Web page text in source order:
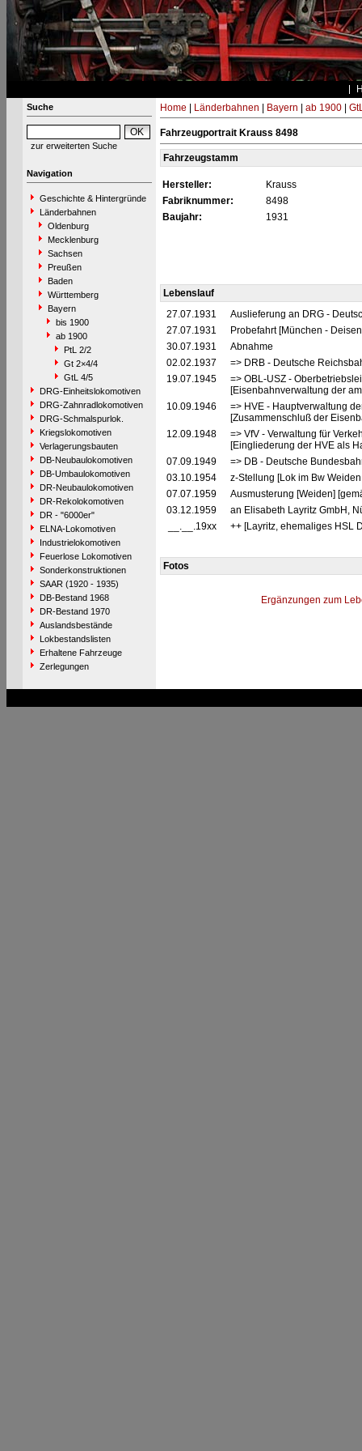
Suche
zur erweiterten Suche
Navigation
Geschichte & Hintergründe
Länderbahnen
Oldenburg
Mecklenburg
Sachsen
Preußen
Baden
Württemberg
Bayern
bis 1900
ab 1900
PtL 2/2
Gt 2×4/4
GtL 4/5
DRG-Einheitslokomotiven
DRG-Zahnradlokomotiven
DRG-Schmalspurlok.
Kriegslokomotiven
Verlagerungsbauten
DB-Neubaulokomotiven
DB-Umbaulokomotiven
DR-Neubaulokomotiven
DR-Rekolokomotiven
DR - "6000er"
ELNA-Lokomotiven
Industrielokomotiven
Feuerlose Lokomotiven
Sonderkonstruktionen
SAAR (1920 - 1935)
DB-Bestand 1968
DR-Bestand 1970
Auslandsbestände
Lokbestandslisten
Erhaltene Fahrzeuge
Zerlegungen
Home Länderbahnen Bayern ab 1900|
Fahrzeugportrait Krauss 8498
Fahrzeugstamm
Hersteller:
Krauss
Fabriknummer:
8498
Baujahr:
1931
Lebenslauf
27.07.1931
Auslieferung an DRG -
27.07.1931
Probefahrt [München -
30.07.1931
Abnahme
02.02.1937
=> DRB - Deutsche
19.07.1945
=> OBL-USZ -
[Eisenbahnverwaltung der
10.09.1946
=> HVE - Hauptverwaltung
[Zusammenschluß der
12.09.1948
=> VfV - Verwaltung für
[Eingliederung der HVE als
07.09.1949
=> DB - Deutsche
03.10.1954
z-Stellung [Lok im Bw
07.07.1959
Ausmusterung [Weiden]
03.12.1959
an Elisabeth Layritz GmbH,
__.__.19xx
++ [Layritz, ehemaliges HSL
Fotos
Ergänzungen zum